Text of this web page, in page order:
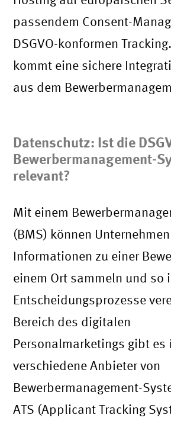
passendem Consent-
DSGVO-konformen
kommt eine sichere
aus dem
Datenschutz: Ist die
Bewerbermanagement-
relevant?
Mit einem
(BMS) können
Informationen zu einer
einem Ort sammeln und so
Entscheidungsprozesse
Bereich des digitalen
Personalmarketings gibt es
verschiedene Anbieter von
Bewerbermanagement-
ATS (Applicant Tracking